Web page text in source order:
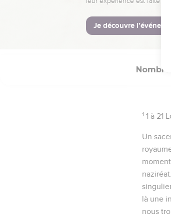
1 1 à 21
Un
là une
nous